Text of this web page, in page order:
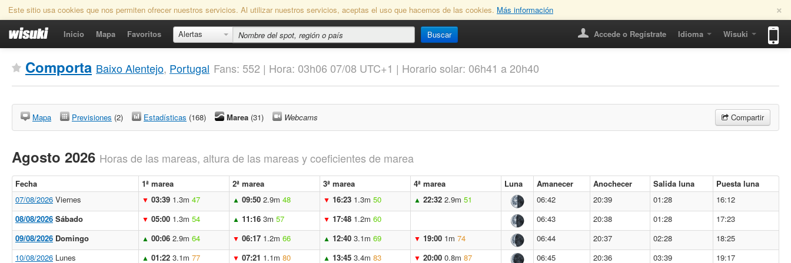
×
Este sitio usa cookies que nos permiten ofrecer nuestros servicios. Al utilizar nuestros servicios, aceptas el uso que hacemos de las cookies. Más información
Inicio Mapa Favoritos Alertas Buscar Accede o Regístrate Idioma Wisuki
Comporta Baixo Alentejo, Portugal Fans: 552 | Hora: 03h06 07/08 UTC+1 | Horario solar: 06h41 a 20h40
Mapa Previsiones (2) Estadísticas (168) Marea (31) Webcams Compartir
Agosto 2026 Horas de las mareas, altura de las mareas y coeficientes de marea
Fecha 1ª marea 2ª marea 3ª marea 4ª marea Luna Amanecer Anochecer Salida luna
Puesta luna
07/08/2026 Viernes ▼ 03:39 1.3m 47 ▲ 09:50 2.9m 48 ▼ 16:23 1.3m 50 ▲ 22:32 2.9m 51 06:42 20:39 01:28
16:12
08/08/2026 Sábado ▼ 05:00 1.3m 54 ▲ 11:16 3m 57 ▼ 17:48 1.2m 60 06:43 20:38 01:28
17:23
09/08/2026 Domingo ▲ 00:06 2.9m 64 ▼ 06:17 1.2m 66 ▲ 12:40 3.1m 69 ▼ 19:00 1m 74 06:44 20:37 02:28
18:25
10/08/2026 Lunes ▲ 01:22 3.1m 77 ▼ 07:21 1.1m 80 ▲ 13:45 3.4m 83 ▼ 20:00 0.8m 87 06:45 20:36 03:39 19:17